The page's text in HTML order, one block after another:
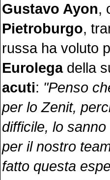
Gustavo Ayon,
Pietroburgo,
russa ha voluto
Eurolega della
acuti: "Penso
per lo Zenit,
difficile, lo
per il nostro
fatto questa